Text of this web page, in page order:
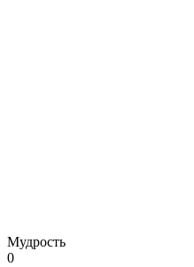
Мудрость
0